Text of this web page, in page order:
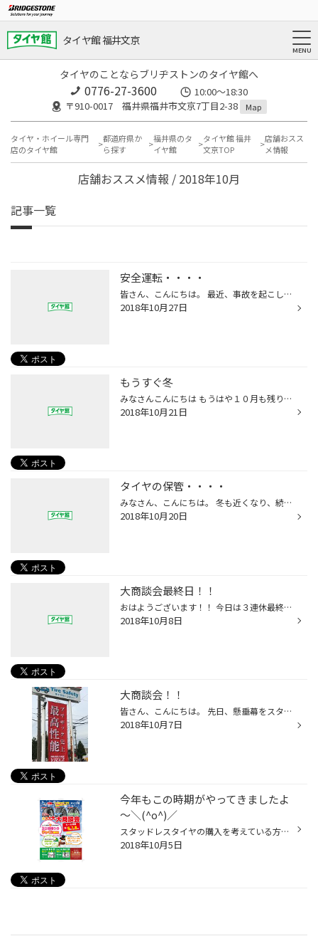
タイヤ館 福井文京
タイヤのことならブリヂストンのタイヤ館へ
0776-27-3600
10:00～18:30
〒910-0017 福井県福井市文京7丁目2-38
Map
タイヤ・ホイール専門
店のタイヤ館
都道府県か
ら探す
福井県のタ
イヤ館
タイヤ館 福井
文京TOP
店舗おスス
メ情報
店舗おススメ情報 / 2018年10月
記事一覧
安全運転・・・・
皆さん、こんにちは。 最近、事故を起こしている場面を見かけることが多いように感じます。 冬も近づき、日が沈むのが早くなっていますので、運転をされる方は、気を付けてください。 皆さんも事故などのトラブルに遭わないためにも、日頃から安全運転を心がけましょうね。
2018年10月27日
もうすぐ冬
みなさんこんにちは もうはや１０月も残りわずかですね もう少しで寒い時期突入ですね！ 体調管理しっかりしましょう！！ ぼくたちにとってわ１年で１番忙しい時期になります笑
2018年10月21日
タイヤの保管・・・・
みなさん、こんにちは。 冬も近くなり、続々とスタッドレスタイヤのご成約をされていかれる方が増えています。 購入を検討されている方は、早めの購入をオススメしています。 当店では、タイヤの保管サービスも行っております！！ ●タイヤの保管場所にお困りの方 ●タイヤ交換の際にお車への積み込み...
2018年10月20日
大商談会最終日！！
おはようございます！！ 今日は３連休最終日！！ 大商談会最終日 まだ来てない方は是非足を運んでください！！
2018年10月8日
大商談会！！
皆さん、こんにちは。 先日、懸垂幕をスタッドレス用の物に交換しました。皆さんは、冬の準備はされていますか？ 当店では、昨日・今日・明日と大商談会を行っています。冬タイヤだけでなく夏タイヤも在庫しておりますので、購入を検討されている方は、一度当店にお越し下さい。
2018年10月7日
今年もこの時期がやってきましたよ
～＼(^o^)／
スタッドレスタイヤの購入を考えている方。。。 お待たせしました!! 今年もスタッドレスタイヤ大商談会を開催いたしますっっ!!(ﾟ∀ﾟ) 明日１０月６日(土)～８日(月)までとなっております!! ３日間限りのびっくり価格となっておりますのでこの機会に是非ご来店ください(*´∀｀*) ご予約頂いた方、お見...
2018年10月5日